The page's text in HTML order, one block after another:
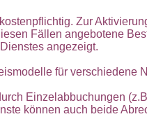
Zur
Fällen angebotene
angezeigt.
für verschiedene
Einzelabbuchungen
können auch beide